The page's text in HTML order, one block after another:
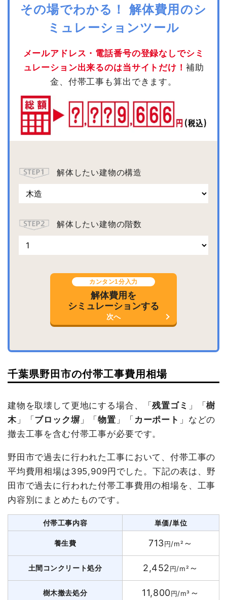
その場でわかる！ 解体費用のシ
ミュレーションツール
メールアドレス・電話番号の登録なしでシミ
ュレーション出来るのは当サイトだけ！ 補助
金、付帯工事も算出できます。
解体したい建物の構造
解体したい建物の階数
カンタン1分入力
解体費用を
シミュレーションする
次へ
千葉県野田市の付帯工事費用相場
建物を取壊して更地にする場合、「残置ゴミ 」「樹
木」「 ブロック塀 」「物置 」「 カーポート 」などの
撤去工事を含む付帯工事が必要です。
野田市で過去に行われた工事において、付帯工事の
平均費用相場は395,909円でした。下記の表は、野
田市で過去に行われた付帯工事費用の相場を、工事
内容別にまとめたものです。
付帯工事内容 単価/単位
養生費 713円/m² ～
土間コンクリート処分 2,452円/m² ～
樹木撤去処分 11,800円/m³ ～